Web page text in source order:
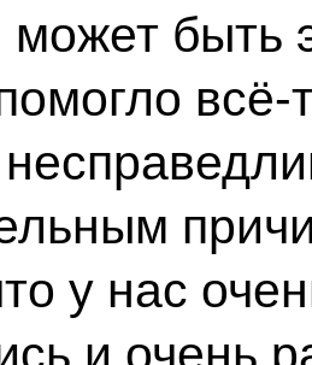
может
у нас
и очень